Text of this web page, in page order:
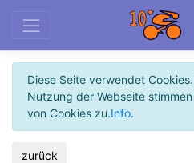
Diese Seite verwendet
Nutzung der Webseite
von Cookies zu.Info.
zurück